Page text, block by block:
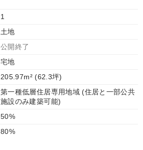
1
土地
公開終了
宅地
205.97m² (62.3坪)
第一種低層住居専用地域 (住居と一部公共
施設のみ建築可能)
50%
80%